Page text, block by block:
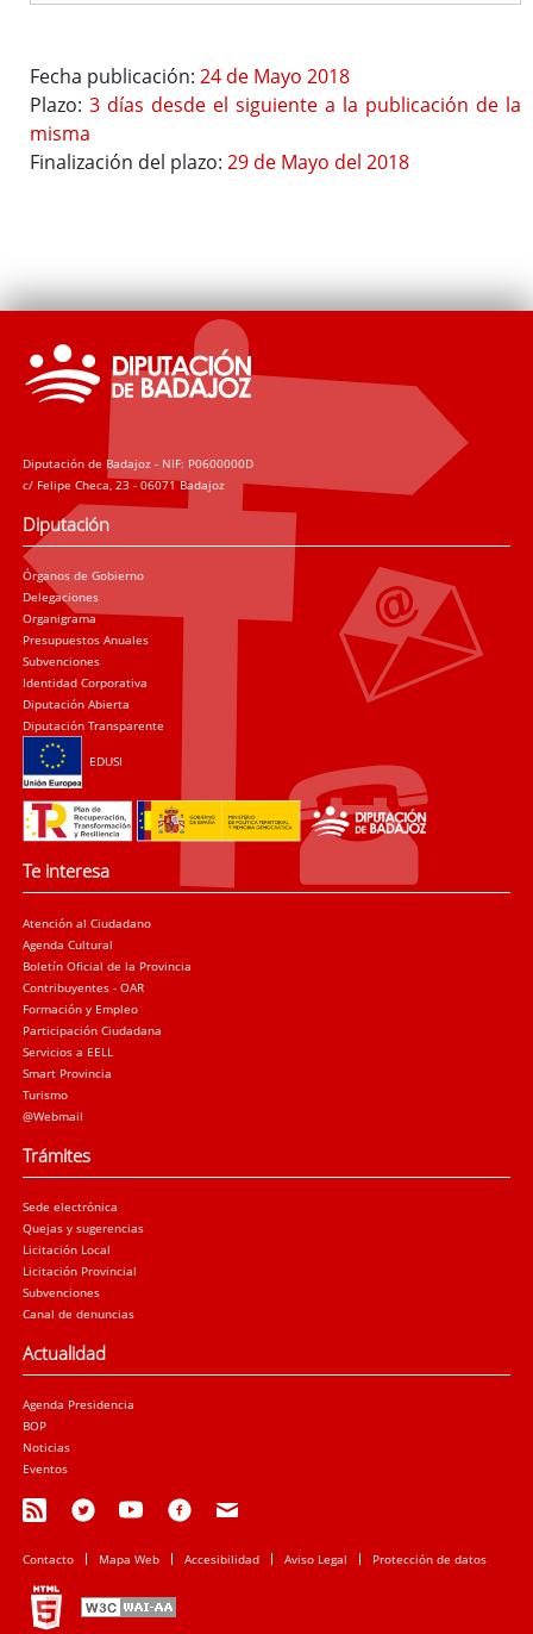
PLAN MOVEM (Plan de Movilidad de Vehículos Eléctricos en
Plan Director del Hospital Provincial de San Sebastián
Ordenanza reguladora de Patrocinios de la Diputación de
Badajoz y su Sector Público
Ordenanza general de subvenciones y transferencias de la
Diputación de Badajoz
Fecha publicación: 24 de Mayo 2018
Plazo: 3 días desde el siguiente a la publicación de la
misma
Finalización del plazo: 29 de Mayo del 2018
Diputación de Badajoz - NIF: P0600000D
c/ Felipe Checa, 23 - 06071 Badajoz
Diputación
Órganos de Gobierno
Delegaciones
Organigrama
Presupuestos Anuales
Subvenciones
Identidad Corporativa
Diputación Abierta
Diputación Transparente
EDUSI
Te interesa
Atención al Ciudadano
Agenda Cultural
Boletín Oficial de la Provincia
Contribuyentes - OAR
Formación y Empleo
Participación Ciudadana
Servicios a EELL
Smart Provincia
Turismo
@Webmail
Trámites
Sede electrónica
Quejas y sugerencias
Licitación Local
Licitación Provincial
Subvenciones
Canal de denuncias
Actualidad
Agenda Presidencia
BOP
Noticias
Eventos
Contacto Mapa Web Accesibilidad Aviso Legal Protección de datos